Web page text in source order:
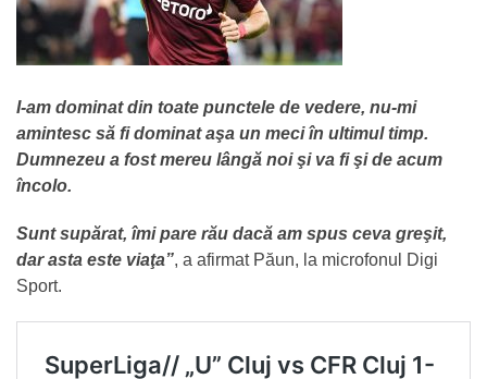
I-am dominat din toate punctele de vedere, nu-mi
amintesc să fi dominat aşa un meci în ultimul timp.
Dumnezeu a fost mereu lângă noi şi va fi şi de acum
încolo.
Sunt supărat, îmi pare rău dacă am spus ceva greşit,
dar asta este viaţa”, a afirmat Păun, la microfonul Digi
Sport.